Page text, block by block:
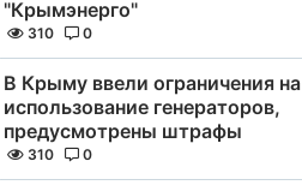
"Крымэнерго"
310 0
В Крыму ввели ограничения на
использование генераторов,
предусмотрены штрафы
310 0